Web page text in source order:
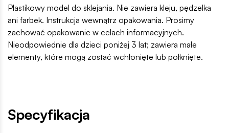
Plastikowy model do sklejania. Nie zawiera kleju, pędzelka
ani farbek. Instrukcja wewnątrz opakowania. Prosimy
zachować opakowanie w celach informacyjnych.
Nieodpowiednie dla dzieci poniżej 3 lat; zawiera małe
elementy, które mogą zostać wchłonięte lub połknięte.
Specyfikacja